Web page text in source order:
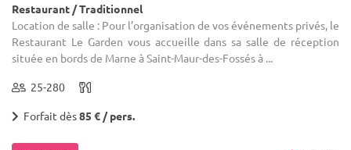
Restaurant / Traditionnel
Location de salle : Pour l’organisation de vos événements privés, le
Restaurant Le Garden vous accueille dans sa salle de réception
située en bords de Marne à Saint-Maur-des-Fossés à ...
25-280
Forfait dès85 € / pers.